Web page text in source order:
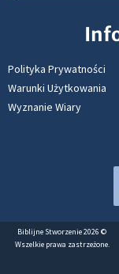
Polityka Prywatności
Warunki Użytkowania
Wyznanie Wiary
Biblijne Stworzenie 2026 ©
Wszelkie prawa zastrzeżone.